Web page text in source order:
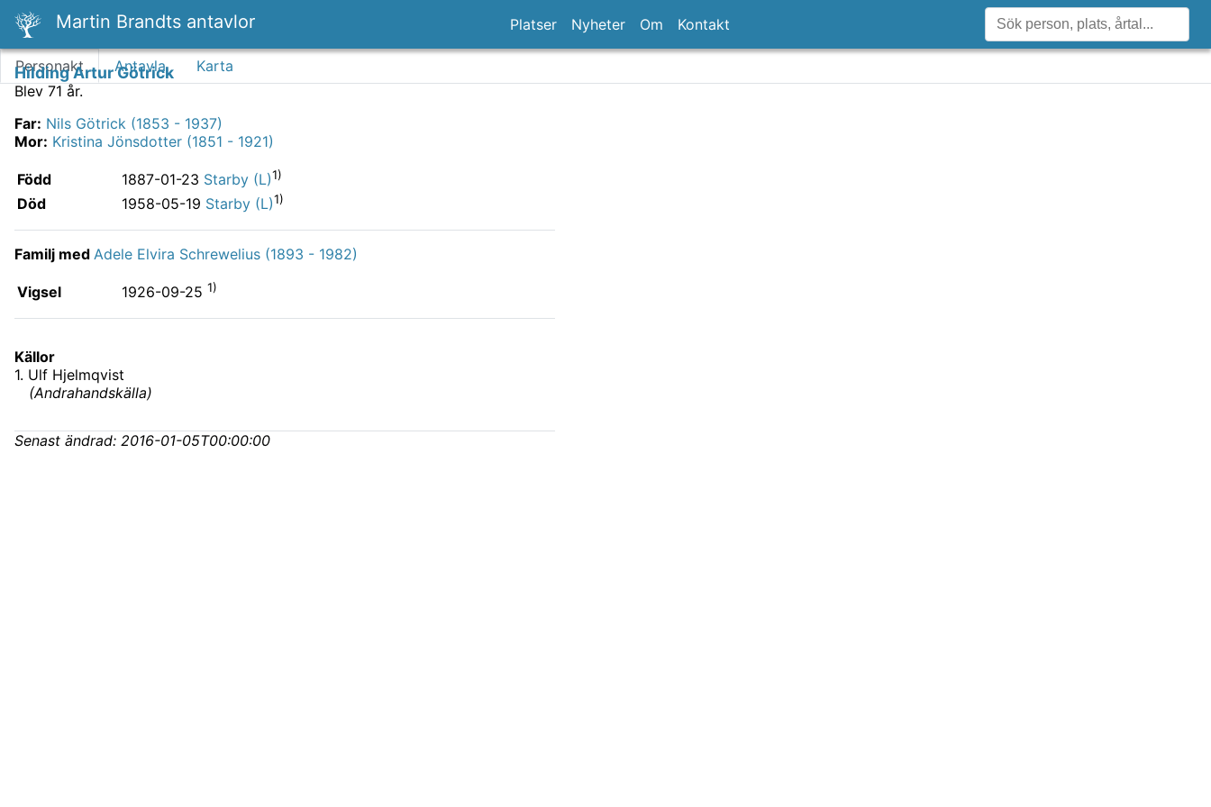
Martin Brandts antavlor Platser Nyheter Om Kontakt
Personakt Antavla Karta
Hilding Artur Götrick
Blev 71 år.
Far: Nils Götrick (1853 - 1937)
Mor: Kristina Jönsdotter (1851 - 1921)
Född 1887-01-23 Starby (L)1)
Död 1958-05-19 Starby (L)1)
Familj med Adele Elvira Schrewelius (1893 - 1982)
Vigsel 1926-09-25 1)
Källor
1. Ulf Hjelmqvist
(Andrahandskälla)
Senast ändrad: 2016-01-05T00:00:00